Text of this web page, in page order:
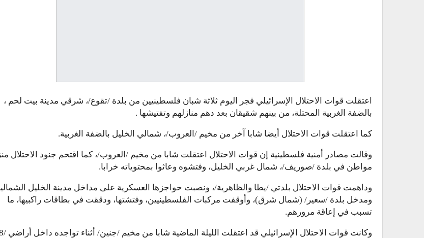
اعتقلت قوات الاحتلال الإسرائيلي فجر اليوم ثلاثة شبان فلسطينيين من بلدة /تقوع/، شرقي مدينة بيت لحم ،
بالضفة الغربية المحتلة، من بينهم شقيقان بعد دهم منازلهم وتفتيشها .
كما اعتقلت قوات الاحتلال أيضا شابا آخر من مخيم /العروب/، شمالي الخليل بالضفة الغربية.
وقالت مصادر أمنية فلسطينية إن قوات الاحتلال اعتقلت شابا من مخيم /العروب/، كما اقتحم جنود الاحتلال
مواطن في بلدة /صوريف/، شمال غربي الخليل، وفتشوه وعاثوا بمحتوياته خرابا.
وداهمت قوات الاحتلال بلدتي /يطا والظاهرية/، ونصبت حواجزها العسكرية على مداخل مدينة الخليل
ومدخل بلدة /سعير/ (شمال شرق)، وأوقفت مركبات الفلسطينيين، وفتشتها، ودققت في بطاقات راكبيها، ما
تسبب في إعاقة مرورهم.
وكانت قوات الاحتلال الإسرائيلي قد اعتقلت الليلة الماضية شابا من مخيم /جنين/ أثناء تواجده داخل أراضي /48/.